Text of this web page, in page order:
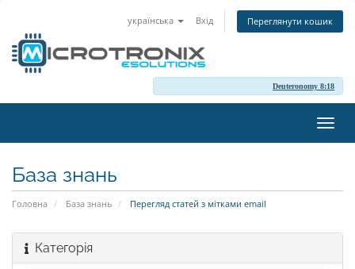
українська Вхід Переглянути кошик
Deuteronomy 8:18
База знань
Головна База знань Перегляд статей з мітками email
Категорія